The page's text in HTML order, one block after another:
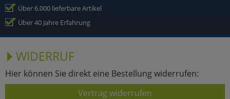
Über 6.000 lieferbare Artikel
Über 40 Jahre Erfahrung
WIDERRUF
Hier können Sie direkt eine Bestellung widerrufen:
Vertrag widerrufen